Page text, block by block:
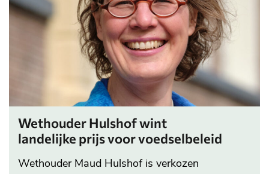
Wethouder Hulshof wint
landelijke prijs voor voedselbeleid
Wethouder Maud Hulshof is verkozen